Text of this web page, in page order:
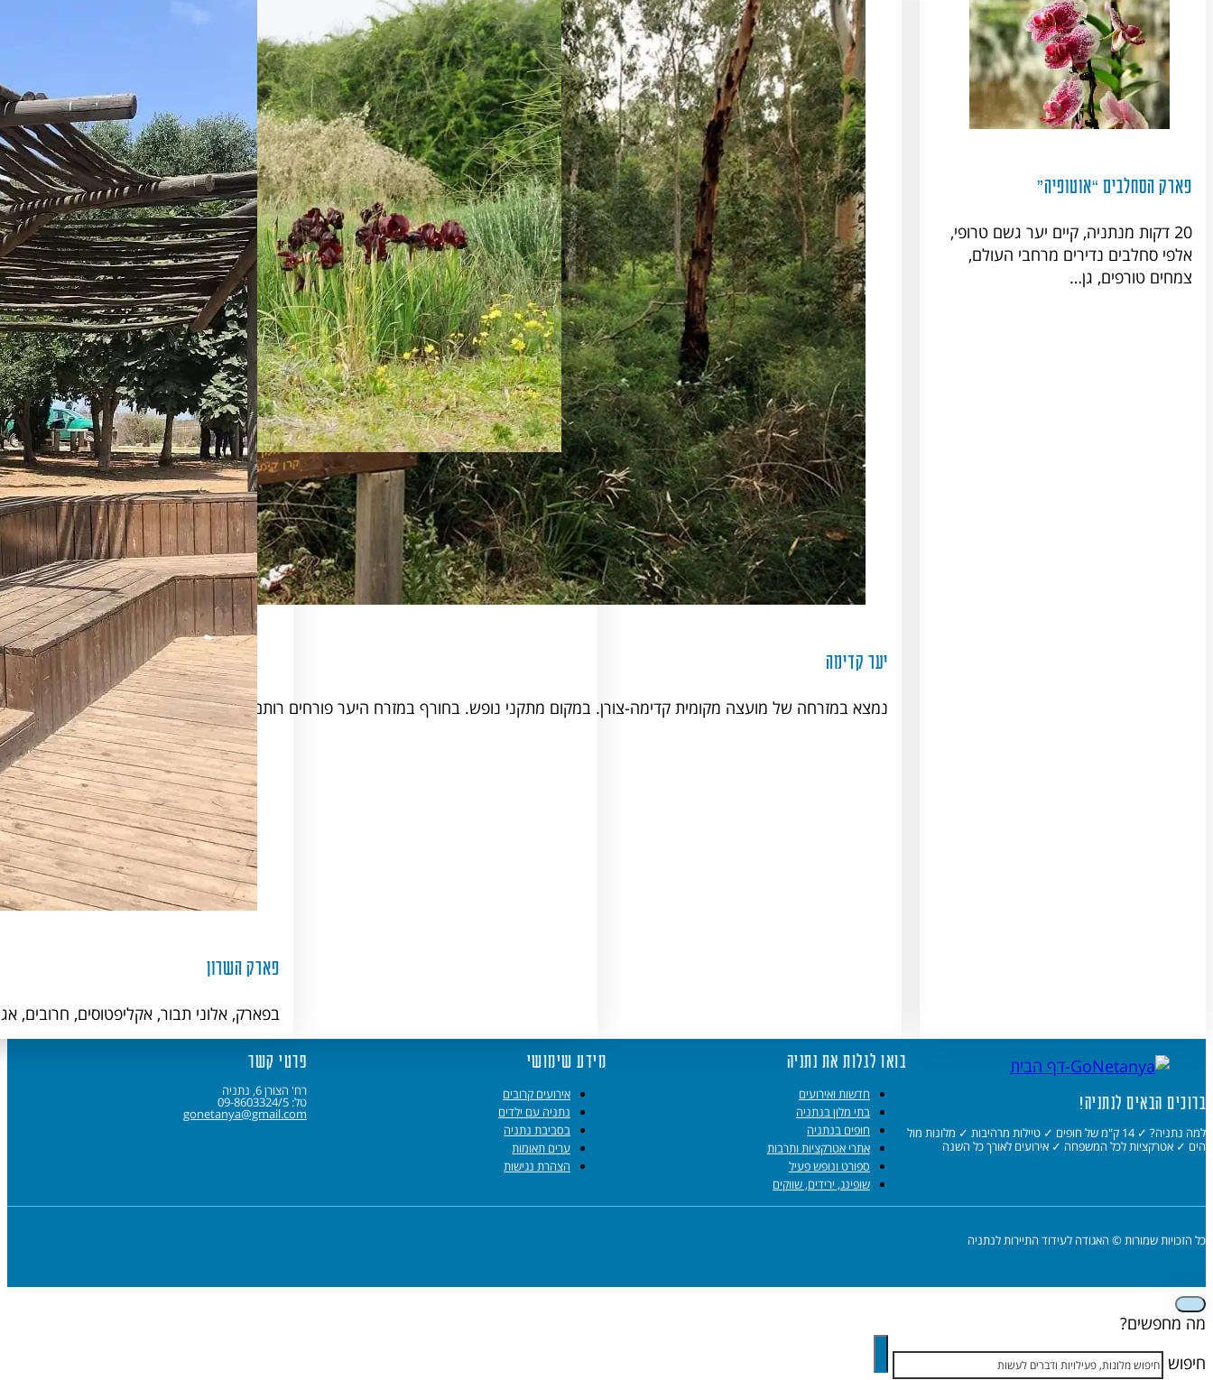
פארק הסחלבים “אוטופיה”
20 דקות מנתניה, קיים יער גשם טרופי,
אלפי סחלבים נדירים מרחבי העולם,
צמחים טורפים, גן…
יער קדימה
נמצא במזרחה של מועצה מקומית קדימה-צורן. במקום מתקני נופש. בחורף במזרח היער פורחים רותם המדבר…
פארק יקום ותל פולג
תל פולג, שמורת טבע, מול מכון וינגיט, המשתרעת על 500 דונם ובה צמחים יפהפיים כמו…
פארק השרון
בפארק, אלוני תבור, אקליפטוסים, חרובים,
ברוכים הבאים לנתניה!
למה נתניה? ✓ 14 ק"מ של חופים ✓ טיילות מרהיבות ✓ מלונות מול
הים ✓ אטרקציות לכל המשפחה ✓ אירועים לאורך כל השנה
בואו לגלות את נתניה
חדשות ואירועים
בתי מלון בנתניה
חופים בנתניה
אתרי אטרקציות ותרבות
ספורט ונופש פעיל
שופינג, ירידים, שווקים
מידע שימושי
אירועים קרובים
נתניה עם ילדים
בסביבת נתניה
ערים תאומות
הצהרת נגישות
פרטי קשר
רח' הצורן 6, נתניה
טל: 09-8603324/5
gonetanya@gmail.com
כל הזכויות שמורות © האגודה לעידוד התיירות לנתניה
מה מחפשים?
חיפוש